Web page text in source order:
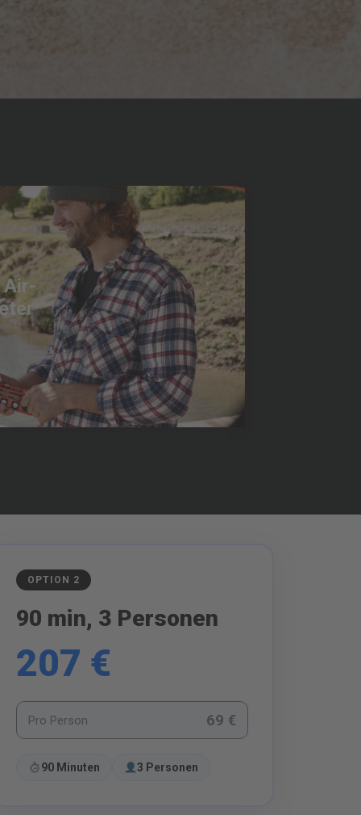
Air-
OPTION 2
90 min, 3 Personen
207 €
Pro Person 69 €
90 Minuten 3 Personen